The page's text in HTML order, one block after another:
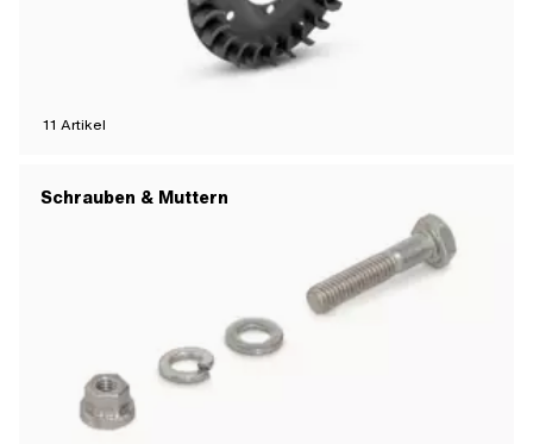
11 Artikel
Schrauben & Muttern